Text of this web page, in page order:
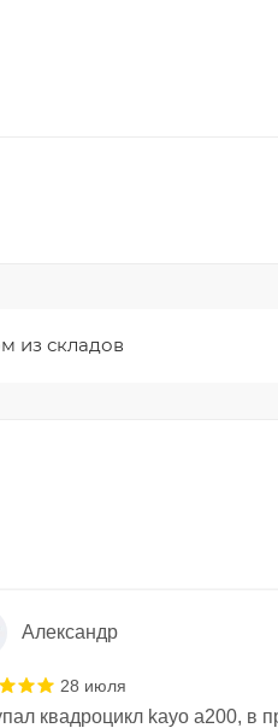
из складов
Александр
28 июля
квадроцикл kayo a200, в